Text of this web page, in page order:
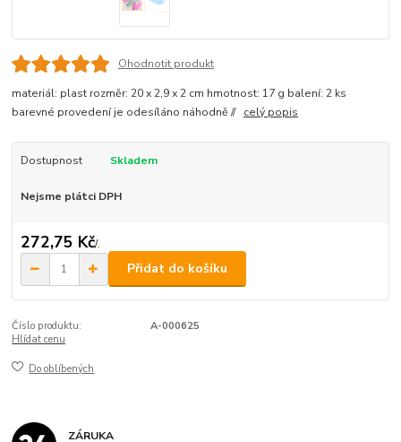
Ohodnotit produkt
materiál: plast rozměr: 20 x 2,9 x 2 cm hmotnost: 17 g balení: 2 ks
barevné provedení je odesíláno náhodně // celý popis
Dostupnost Skladem
Nejsme plátci DPH
272,75 Kč/.
Přidat do košíku
Číslo produktu:
A-000625
Hlídat cenu
Do oblíbených
ZÁRUKA